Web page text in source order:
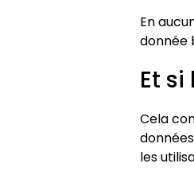
En
donnée
Et
Cela
les